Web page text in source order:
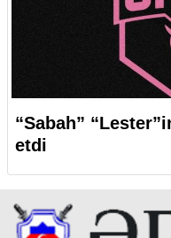
“Sabah”
etdi